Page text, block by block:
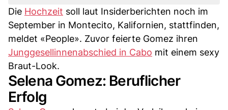
Die Hochzeit soll laut Insiderberichten noch im
September in Montecito, Kalifornien, stattfinden,
meldet «People». Zuvor feierte Gomez ihren
Junggesellinnenabschied in Cabo mit einem sexy
Braut-Look.
Selena Gomez: Beruflicher
Erfolg